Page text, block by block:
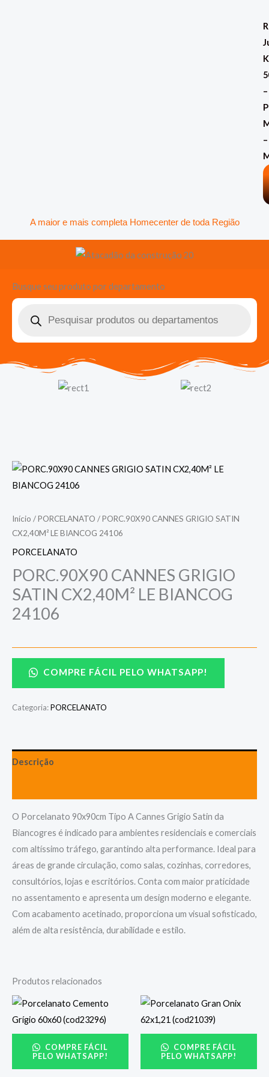
–
–
A maior e mais completa Homecenter de toda Região
Busque seu produto por departamento
Pesquisar
Início /PORCELANATO / PORC.90X90 CANNES GRIGIO SATIN
CX2,40M² LE BIANCOG 24106
PORCELANATO
PORC.90X90 CANNES GRIGIO
SATIN CX2,40M² LE BIANCOG
24106
COMPRE FÁCIL PELO WHATSAPP!
Categoria:PORCELANATO
Descrição
O Porcelanato 90x90cm Tipo A Cannes Grigio Satin da
Biancogres é indicado para ambientes residenciais e comerciais
com altíssimo tráfego, garantindo alta performance. Ideal para
áreas de grande circulação, como salas, cozinhas, corredores,
consultórios, lojas e escritórios. Conta com maior praticidade
no assentamento e apresenta um design moderno e elegante.
Com acabamento acetinado, proporciona um visual sofisticado,
além de alta resistência, durabilidade e estilo.
Produtos relacionados
COMPRE FÁCIL
PELO WHATSAPP!
COMPRE FÁCIL
PELO WHATSAPP!